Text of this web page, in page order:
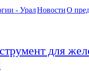
- УралНовостиО
для